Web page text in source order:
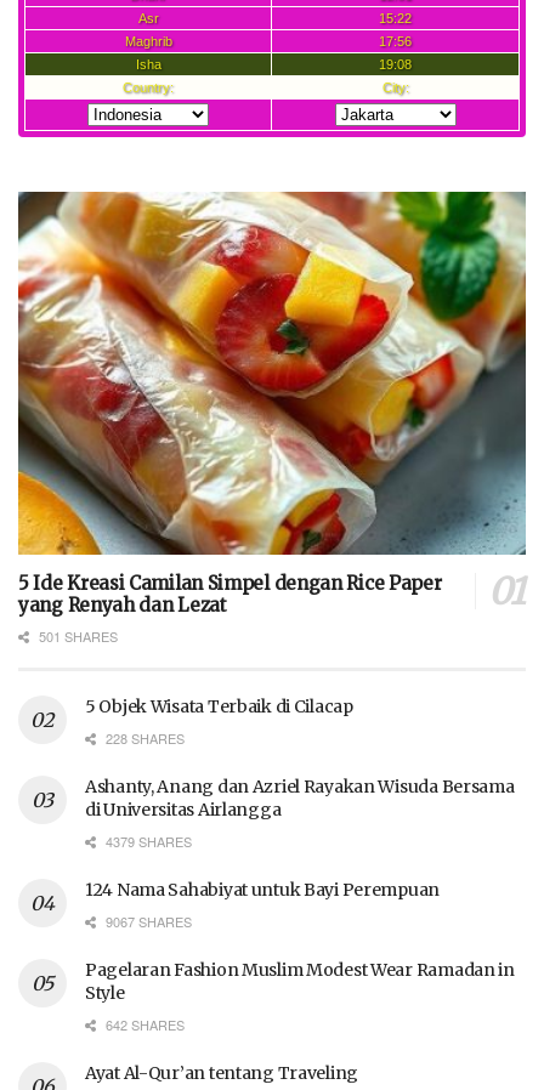
5 Ide Kreasi Camilan Simpel dengan Rice Paper
yang Renyah dan Lezat
501 SHARES
5 Objek Wisata Terbaik di Cilacap
228 SHARES
Ashanty, Anang dan Azriel Rayakan Wisuda Bersama
di Universitas Airlangga
4379 SHARES
124 Nama Sahabiyat untuk Bayi Perempuan
9067 SHARES
Pagelaran Fashion Muslim Modest Wear Ramadan in
Style
642 SHARES
Ayat Al-Qur’an tentang Traveling